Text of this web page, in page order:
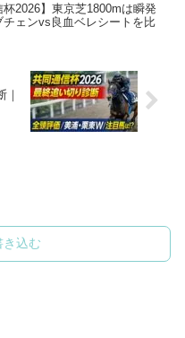
杯2026】東京芝1800mは瞬発
チェンvs良血ベレシートを比
｜
き込む